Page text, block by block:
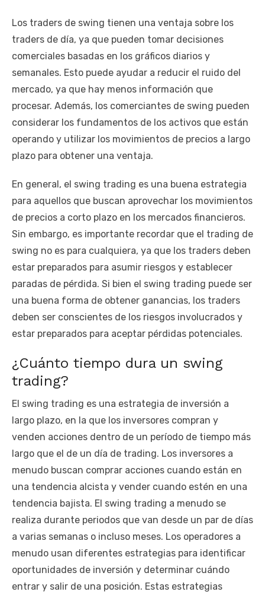
Los traders de swing tienen una ventaja sobre los
traders de día, ya que pueden tomar decisiones
comerciales basadas en los gráficos diarios y
semanales. Esto puede ayudar a reducir el ruido del
mercado, ya que hay menos información que
procesar. Además, los comerciantes de swing pueden
considerar los fundamentos de los activos que están
operando y utilizar los movimientos de precios a largo
plazo para obtener una ventaja.
En general, el swing trading es una buena estrategia
para aquellos que buscan aprovechar los movimientos
de precios a corto plazo en los mercados financieros.
Sin embargo, es importante recordar que el trading de
swing no es para cualquiera, ya que los traders deben
estar preparados para asumir riesgos y establecer
paradas de pérdida. Si bien el swing trading puede ser
una buena forma de obtener ganancias, los traders
deben ser conscientes de los riesgos involucrados y
estar preparados para aceptar pérdidas potenciales.
¿Cuánto tiempo dura un swing
trading?
El swing trading es una estrategia de inversión a
largo plazo, en la que los inversores compran y
venden acciones dentro de un período de tiempo más
largo que el de un día de trading. Los inversores a
menudo buscan comprar acciones cuando están en
una tendencia alcista y vender cuando estén en una
tendencia bajista. El swing trading a menudo se
realiza durante periodos que van desde un par de días
a varias semanas o incluso meses. Los operadores a
menudo usan diferentes estrategias para identificar
oportunidades de inversión y determinar cuándo
entrar y salir de una posición. Estas estrategias